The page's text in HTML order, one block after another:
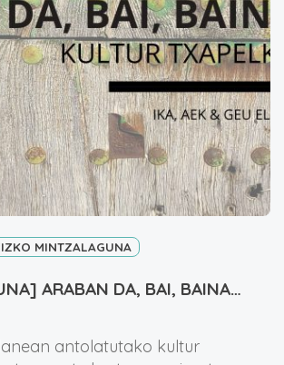
MINTZALAGUNA
ARABAN DA, BAI, BAINA…
antolatutako kultur